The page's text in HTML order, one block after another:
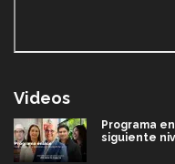
Videos
Programa
siguiente